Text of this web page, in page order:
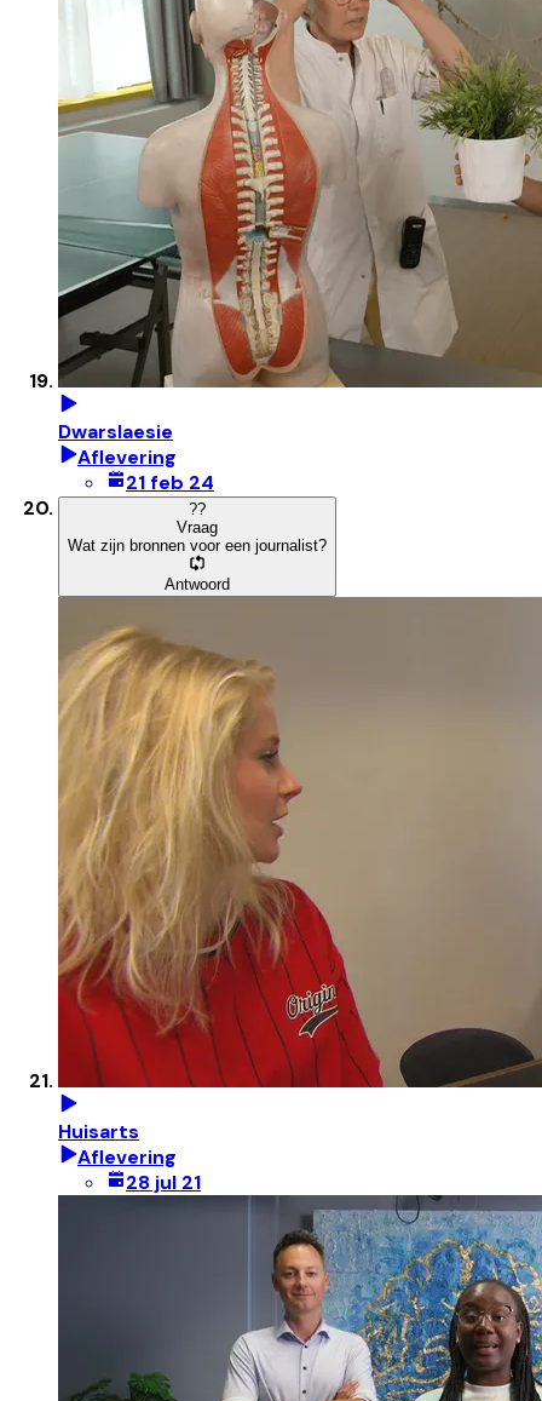
Dwarslaesie
Aflevering
21 feb 24
??
Vraag
Wat zijn bronnen voor een journalist?
Antwoord
Huisarts
Aflevering
28 jul 21